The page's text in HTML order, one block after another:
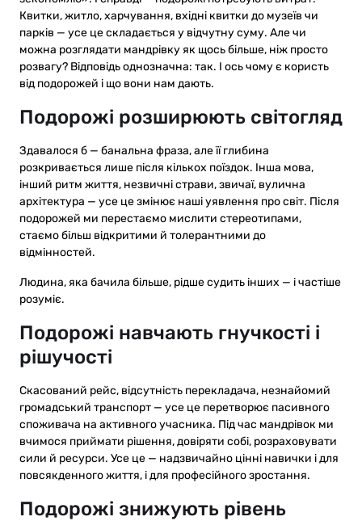
Квитки, житло, харчування, вхідні квитки до музеїв чи
парків — усе це складається у відчутну суму. Але чи
можна розглядати мандрівку як щось більше, ніж просто
розвагу? Відповідь однозначна: так. І ось чому є користь
від подорожей і що вони нам дають.
Подорожі розширюють світогляд
Здавалося б — банальна фраза, але її глибина
розкривається лише після кількох поїздок. Інша мова,
інший ритм життя, незвичні страви, звичаї, вулична
архітектура — усе це змінює наші уявлення про світ. Після
подорожей ми перестаємо мислити стереотипами,
стаємо більш відкритими й толерантними до
відмінностей.
Людина, яка бачила більше, рідше судить інших — і частіше
розуміє.
Подорожі навчають гнучкості і
рішучості
Скасований рейс, відсутність перекладача, незнайомий
громадський транспорт — усе це перетворює пасивного
споживача на активного учасника. Під час мандрівок ми
вчимося приймати рішення, довіряти собі, розраховувати
сили й ресурси. Усе це — надзвичайно цінні навички і для
повсякденного життя, і для професійного зростання.
Подорожі знижують рівень